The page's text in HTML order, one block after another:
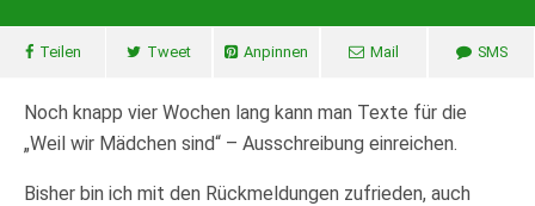
Teilen Tweet Anpinnen Mail SMS
Noch knapp vier Wochen lang kann man Texte für die
„Weil wir Mädchen sind“ – Ausschreibung einreichen.
Bisher bin ich mit den Rückmeldungen zufrieden, auch